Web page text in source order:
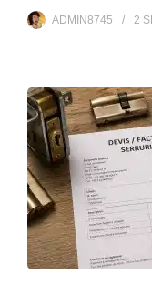
ADMIN8745 2